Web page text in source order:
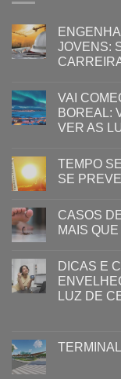
JOVENS:
VAI
BOREAL:
VER AS
TEMPO
SE
CASOS
MAIS
DICAS E
LUZ ​DE